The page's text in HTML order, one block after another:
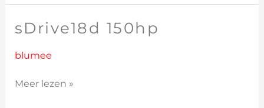
sDrive18d 150hp
blumee
sDrive18d
Meer lezen »